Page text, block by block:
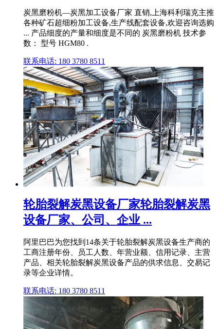
炭黑磨粉机—炭黑加工设备厂家 直销,上海科利瑞克主推
各种矿石超细粉加工设备,生产线配套设备,欢迎咨询选购
... 产品细度的产量和细度是不同的 炭黑磨粉机 技术参
数： 型号 HGM80 .
联系电话: 180 3780 8511
轮胎裂解炭黑设备厂家轮胎裂解炭黑
设备厂家、公司、企业 ...
阿里巴巴为您找到14条关于轮胎裂解炭黑设备生产商的
工商注册年份、员工人数、年营业额、信用记录、主营
产品、相关轮胎裂解炭黑设备产品的供求信息、交易记
录等企业详情。
联系电话: 180 3780 8511